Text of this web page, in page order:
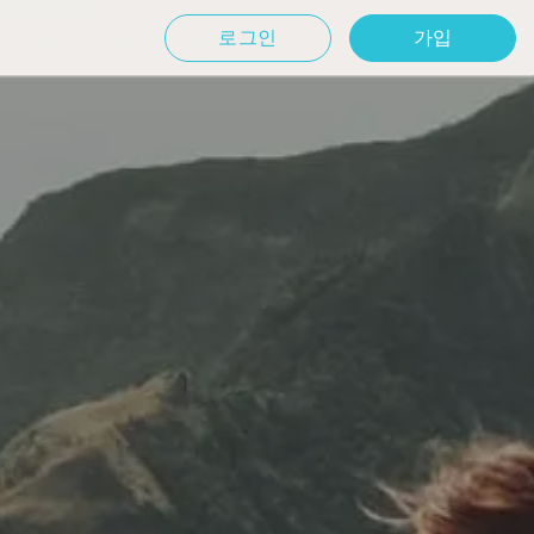
로그인 가입